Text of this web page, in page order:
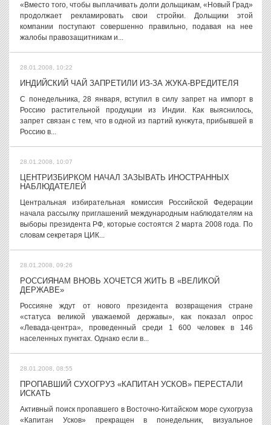
«Вместо того, чтобы выплачивать долги дольщикам, «Новый Град»
продолжает рекламировать свои стройки. Дольщики этой
компании поступают совершенно правильно, подавая на нее
жалобы правозащитникам и...
28.01.2008, 10:22
ИНДИЙСКИЙ ЧАЙ ЗАПРЕТИЛИ ИЗ-ЗА ЖУКА-ВРЕДИТЕЛЯ
C понедельника, 28 января, вступил в силу запрет на импорт в
Россию растительной продукции из Индии. Как выяснилось,
запрет связан с тем, что в одной из партий кунжута, прибывшей в
Россию в...
28.01.2008, 10:07
ЦЕНТРИЗБИРКОМ НАЧАЛ ЗАЗЫВАТЬ ИНОСТРАННЫХ
НАБЛЮДАТЕЛЕЙ
Центральная избирательная комиссия Российской Федерации
начала рассылку приглашений международным наблюдателям на
выборы президента РФ, которые состоятся 2 марта 2008 года. По
словам секретаря ЦИК...
28.01.2008, 09:26
РОССИЯНАМ ВНОВЬ ХОЧЕТСЯ ЖИТЬ В «ВЕЛИКОЙ
ДЕРЖАВЕ»
Россияне ждут от нового президента возвращения стране
«статуса великой уважаемой державы», как показал опрос
«Левада-центра», проведенный среди 1 600 человек в 146
населенных пунктах. Однако если в...
28.01.2008, 08:55
ПРОПАВШИЙ СУХОГРУЗ «КАПИТАН УСКОВ» ПЕРЕСТАЛИ
ИСКАТЬ
Активный поиск пропавшего в Восточно-Китайском море сухогруза
«Капитан Усков» прекращен в понедельник, визуальное